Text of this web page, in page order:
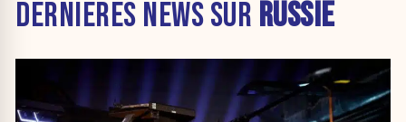
DERNIÈRES NEWS SUR RUSSIE